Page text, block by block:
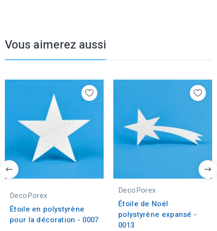
Vous aimerez aussi
DecoPorex
Étoile en polystyrène
pour la décoration - 0007
DecoPorex
Étoile de Noël
polystyrène expansé -
0013